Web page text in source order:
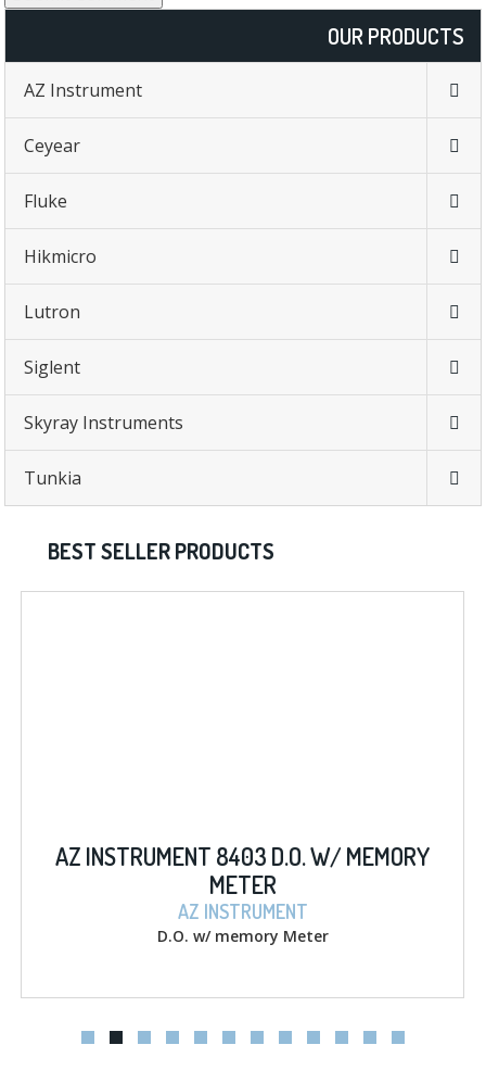
OUR PRODUCTS
AZ Instrument
Ceyear
Fluke
Hikmicro
Lutron
Siglent
Skyray Instruments
Tunkia
BEST SELLER PRODUCTS
AZ INSTRUMENT 8403 D.O. W/ MEMORY
METER
AZ INSTRUMENT
D.O. w/ memory Meter